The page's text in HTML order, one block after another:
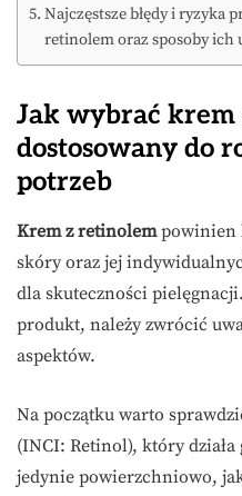
Najczęstsze błędy i ryzyka
retinolem oraz sposoby ich
Jak wybrać
dostosowany do
potrzeb
Krem z retinolempowinien
skóry oraz jej
dla skuteczności
produkt, należy zwrócić
aspektów.
Na początku warto
(INCI: Retinol), który działa
jedynie powierzchniowo,